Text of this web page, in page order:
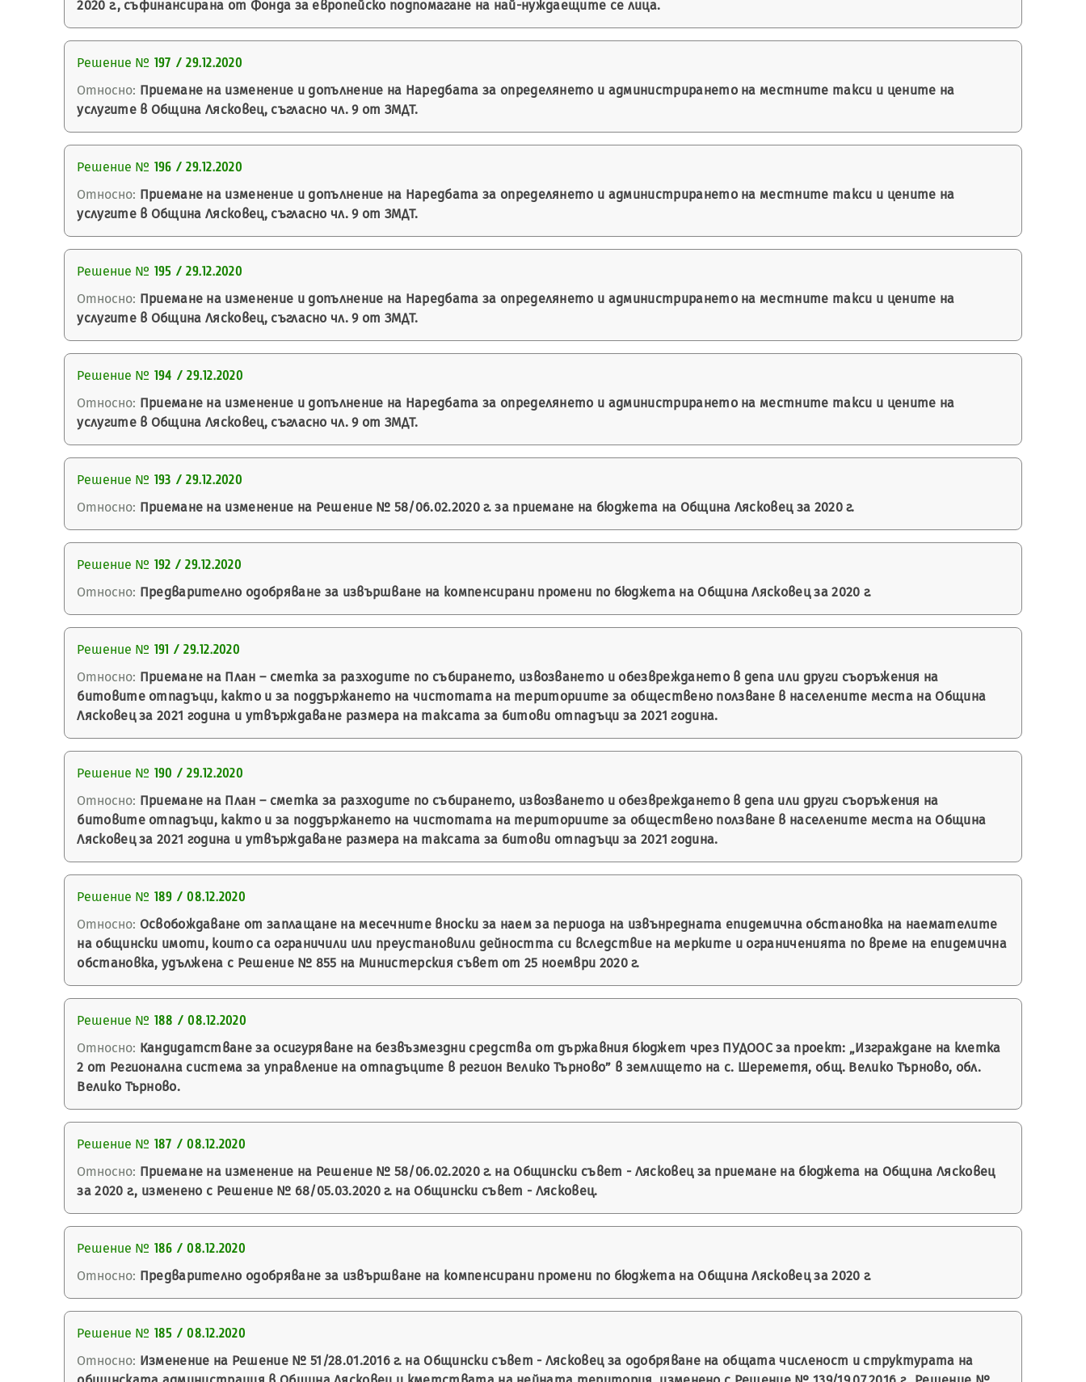
2020 г., съфинансирана от Фонда за европейско подпомагане на най-нуждаещите се лица.
Решение № 197 / 29.12.2020
Относно: Приемане на изменение и допълнение на Наредбата за определянето и администрирането на местните такси и цените на
услугите в Община Лясковец, съгласно чл. 9 от ЗМДТ.
Решение № 196 / 29.12.2020
Относно: Приемане на изменение и допълнение на Наредбата за определянето и администрирането на местните такси и цените на
услугите в Община Лясковец, съгласно чл. 9 от ЗМДТ.
Решение № 195 / 29.12.2020
Относно: Приемане на изменение и допълнение на Наредбата за определянето и администрирането на местните такси и цените на
услугите в Община Лясковец, съгласно чл. 9 от ЗМДТ.
Решение № 194 / 29.12.2020
Относно: Приемане на изменение и допълнение на Наредбата за определянето и администрирането на местните такси и цените на
услугите в Община Лясковец, съгласно чл. 9 от ЗМДТ.
Решение № 193 / 29.12.2020
Относно: Приемане на изменение на Решение № 58/06.02.2020 г. за приемане на бюджета на Община Лясковец за 2020 г.
Решение № 192 / 29.12.2020
Относно: Предварително одобряване за извършване на компенсирани промени по бюджета на Община Лясковец за 2020 г.
Решение № 191 / 29.12.2020
Относно: Приемане на План – сметка за разходите по събирането, извозването и обезвреждането в депа или други съоръжения на
битовите отпадъци, както и за поддържането на чистотата на териториите за обществено ползване в населените места на Община
Лясковец за 2021 година и утвърждаване размера на таксата за битови отпадъци за 2021 година.
Решение № 190 / 29.12.2020
Относно: Приемане на План – сметка за разходите по събирането, извозването и обезвреждането в депа или други съоръжения на
битовите отпадъци, както и за поддържането на чистотата на териториите за обществено ползване в населените места на Община
Лясковец за 2021 година и утвърждаване размера на таксата за битови отпадъци за 2021 година.
Решение № 189 / 08.12.2020
Относно: Освобождаване от заплащане на месечните вноски за наем за периода на извънредната епидемична обстановка на наемателите
на общински имоти, които са ограничили или преустановили дейността си вследствие на мерките и ограниченията по време на епидемична
обстановка, удължена с Решение № 855 на Министерския съвет от 25 ноември 2020 г.
Решение № 188 / 08.12.2020
Относно: Кандидатстване за осигуряване на безвъзмездни средства от държавния бюджет чрез ПУДООС за проект: „Изграждане на клетка
2 от Регионална система за управление на отпадъците в регион Велико Търново” в землището на с. Шереметя, общ. Велико Търново, обл.
Велико Търново.
Решение № 187 / 08.12.2020
Относно: Приемане на изменение на Решение № 58/06.02.2020 г. на Общински съвет - Лясковец за приемане на бюджета на Община Лясковец
за 2020 г., изменено с Решение № 68/05.03.2020 г. на Общински съвет - Лясковец.
Решение № 186 / 08.12.2020
Относно: Предварително одобряване за извършване на компенсирани промени по бюджета на Община Лясковец за 2020 г.
Решение № 185 / 08.12.2020
Относно: Изменение на Решение № 51/28.01.2016 г. на Общински съвет - Лясковец за одобряване на общата численост и структурата на